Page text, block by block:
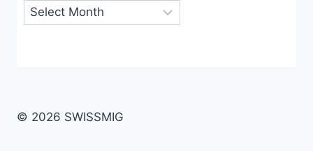
Archives
© 2026 SWISSMIG